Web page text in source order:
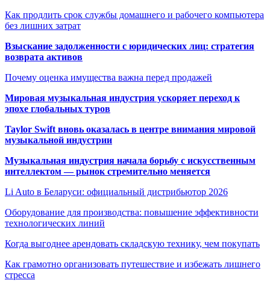
Как продлить срок службы домашнего и рабочего компьютера
без лишних затрат
Взыскание задолженности с юридических лиц: стратегия
возврата активов
Почему оценка имущества важна перед продажей
Мировая музыкальная индустрия ускоряет переход к
эпохе глобальных туров
Taylor Swift вновь оказалась в центре внимания мировой
музыкальной индустрии
Музыкальная индустрия начала борьбу с искусственным
интеллектом — рынок стремительно меняется
Li Auto в Беларуси: официальный дистрибьютор 2026
Оборудование для производства: повышение эффективности
технологических линий
Когда выгоднее арендовать складскую технику, чем покупать
Как грамотно организовать путешествие и избежать лишнего
стресса